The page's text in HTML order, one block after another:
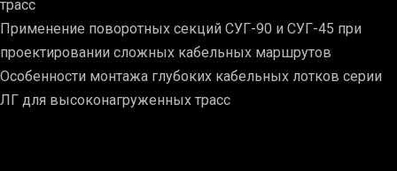
трасс
Применение поворотных секций СУГ-90 и СУГ-45 при
проектировании сложных кабельных маршрутов
Особенности монтажа глубоких кабельных лотков серии
ЛГ для высоконагруженных трасс